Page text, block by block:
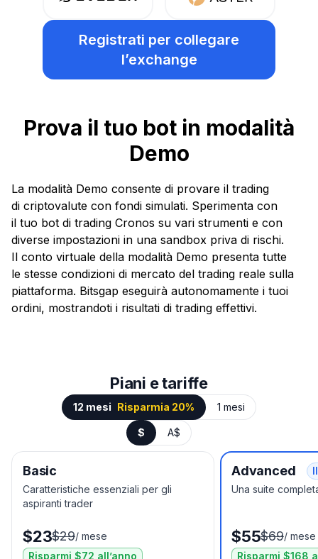
Registrati per collegare
l’exchange
Prova il tuo bot in modalità
Demo
La modalità Demo consente di provare il trading
di criptovalute con fondi simulati. Sperimenta con
il tuo bot di trading Cronos su vari strumenti e con
diverse impostazioni in una sandbox priva di rischi.
Il conto virtuale della modalità Demo presenta tutte
le stesse condizioni di mercato del trading reale sulla
piattaforma. Bitsgap eseguirà autonomamente i tuoi
ordini, mostrandoti i risultati di trading effettivi.
Piani e tariffe
12 mesi Risparmia 20% 1 mesi
$ A$
Basic
Caratteristiche essenziali per gli
aspiranti trader
$23$29/ mese
Risparmi $72 all’anno
Advanced
Una suite
$55$69/ mese
Risparmi $168